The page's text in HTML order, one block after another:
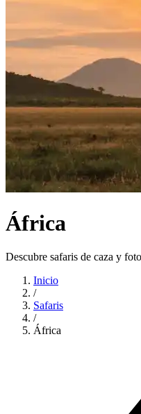
África
Descubre safaris de caza y
Inicio
/
Safaris
/
África